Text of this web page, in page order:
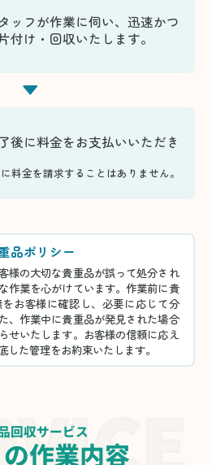
ッフが作業に伺い、迅速かつ
付け・回収いたします。
後に料金をお支払いいただき
料金を請求することはありません。
品ポリシー
様の大切な貴重品が誤って処分され
作業を心がけています。作業前に貴
お客様に確認し、必要に応じて分
、作業中に貴重品が発見された場合
せいたします。お客様の信頼に応え
した管理をお約束いたします。
回収サービス
作業内容